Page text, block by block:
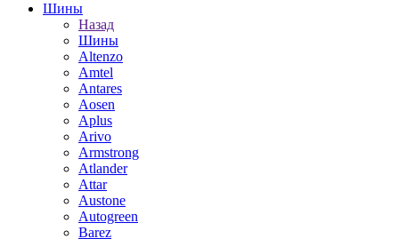
Шины
Назад
Шины
Altenzo
Amtel
Antares
Aosen
Aplus
Arivo
Armstrong
Atlander
Attar
Austone
Autogreen
Barez